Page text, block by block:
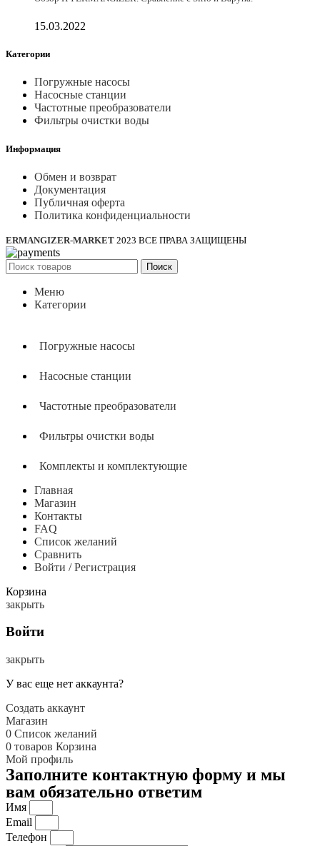
15.03.2022
Категории
Погружные насосы
Насосные станции
Частотные преобразователи
Фильтры очистки воды
Информация
Обмен и возврат
Документация
Публичная оферта
Политика конфиденциальности
ERMANGIZER-MARKET 2023 ВСЕ ПРАВА ЗАЩИЩЕНЫ
Поиск
Меню
Категории
Погружные насосы
Насосные станции
Частотные преобразователи
Фильтры очистки воды
Комплекты и комплектующие
Главная
Магазин
Контакты
FAQ
Список желаний
Сравнить
Войти / Регистрация
Корзина
закрыть
Войти
закрыть
У вас еще нет аккаунта?
Создать аккаунт
Магазин
0 Список желаний
0 товаров Корзина
Мой профиль
Заполните контактную форму и мы
вам обязательно ответим
Имя
Email
Телефон